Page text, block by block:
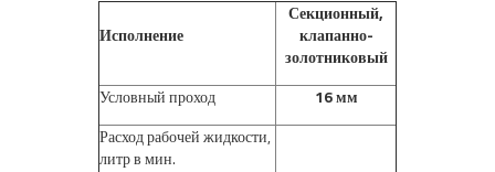
Исполнение
Секционный,
клапанно-
золотниковый
Условный проход
16 мм
Расход рабочей жидкости,
литр в мин.